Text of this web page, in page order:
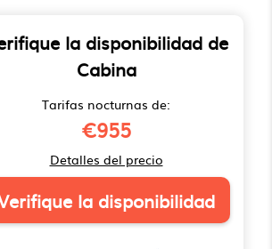
la disponibilidad de
Cabina
Tarifas nocturnas de:
€955
Detalles del precio
la disponibilidad